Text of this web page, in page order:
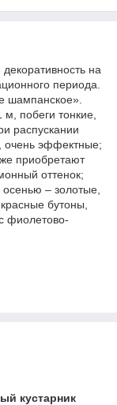
на
периода.
шампанское».
побеги тонкие,
распускании
очень эффектные;
приобретают
оттенок;
– золотые,
бутоны,
фиолетово-
кустарник